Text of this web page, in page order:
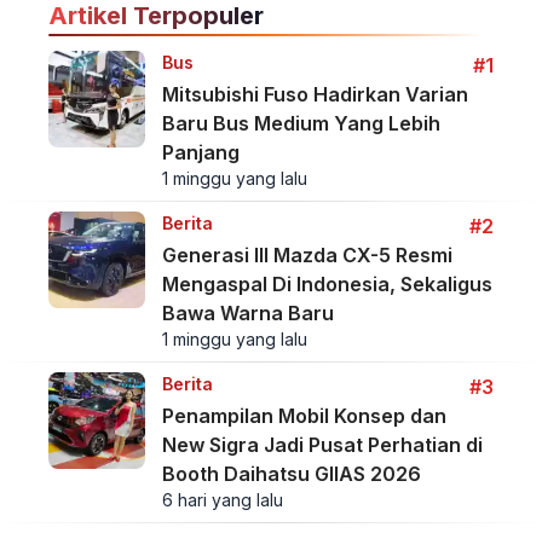
Artikel Terpopuler
Bus
#1
Mitsubishi Fuso Hadirkan Varian
Baru Bus Medium Yang Lebih
Panjang
1 minggu yang lalu
Berita
#2
Generasi III Mazda CX-5 Resmi
Mengaspal Di Indonesia, Sekaligus
Bawa Warna Baru
1 minggu yang lalu
Berita
#3
Penampilan Mobil Konsep dan
New Sigra Jadi Pusat Perhatian di
Booth Daihatsu GIIAS 2026
6 hari yang lalu